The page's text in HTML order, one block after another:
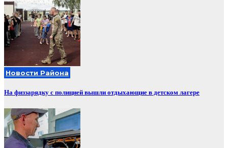
Новости Района
На физзарядку с полицией вышли отдыхающие в детском лагере